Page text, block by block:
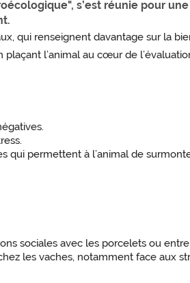
s’est réunie pour
qui renseignent davantage sur la
l’animal au cœur de
qui permettent à l’animal de
sociales avec les porcelets ou
les vaches, notamment face aux